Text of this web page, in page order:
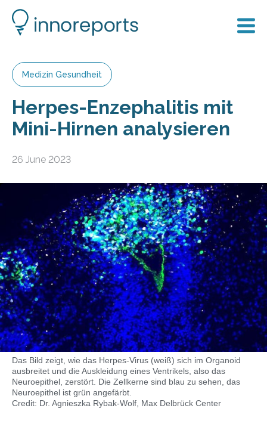
Medizin Gesundheit
Herpes-Enzephalitis mit
Mini-Hirnen analysieren
26 June 2023
Das Bild zeigt, wie das Herpes-Virus (weiß) sich im Organoid
ausbreitet und die Auskleidung eines Ventrikels, also das
Neuroepithel, zerstört. Die Zellkerne sind blau zu sehen, das
Neuroepithel ist grün angefärbt.
Credit: Dr. Agnieszka Rybak-Wolf, Max Delbrück Center